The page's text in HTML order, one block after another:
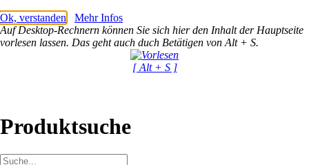
Ok, verstanden
Mehr Infos
Auf Desktop-Rechnern können Sie sich hier den Inhalt der Hauptseite
vorlesen lassen. Das geht auch duch Betätigen von Alt + S.
[ Alt + S ]
Produktsuche